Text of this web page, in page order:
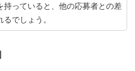
持っていると、他の応募者との差
るでしょう。